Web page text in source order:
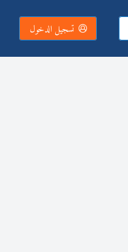
تسجيل الدخول